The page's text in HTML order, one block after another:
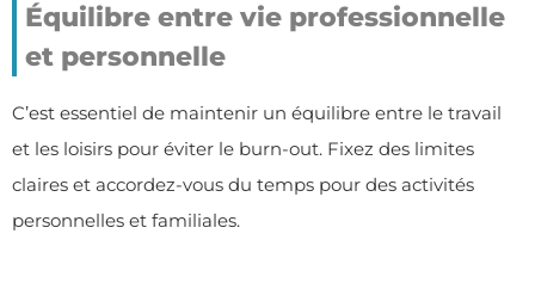
Équilibre entre vie professionnelle
et personnelle
C’est essentiel de maintenir un équilibre entre le travail
et les loisirs pour éviter le burn-out. Fixez des limites
claires et accordez-vous du temps pour des activités
personnelles et familiales.